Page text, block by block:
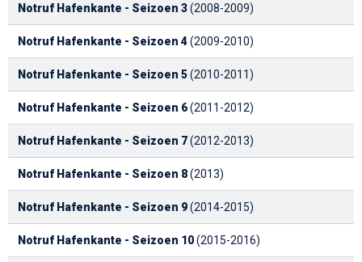
Notruf Hafenkante - Seizoen 3(2008-2009)
Notruf Hafenkante - Seizoen 4(2009-2010)
Notruf Hafenkante - Seizoen 5(2010-2011)
Notruf Hafenkante - Seizoen 6(2011-2012)
Notruf Hafenkante - Seizoen 7(2012-2013)
Notruf Hafenkante - Seizoen 8(2013)
Notruf Hafenkante - Seizoen 9(2014-2015)
Notruf Hafenkante - Seizoen 10(2015-2016)